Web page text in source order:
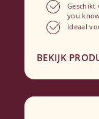
Geschikt
you
Ideaal
BEKIJK